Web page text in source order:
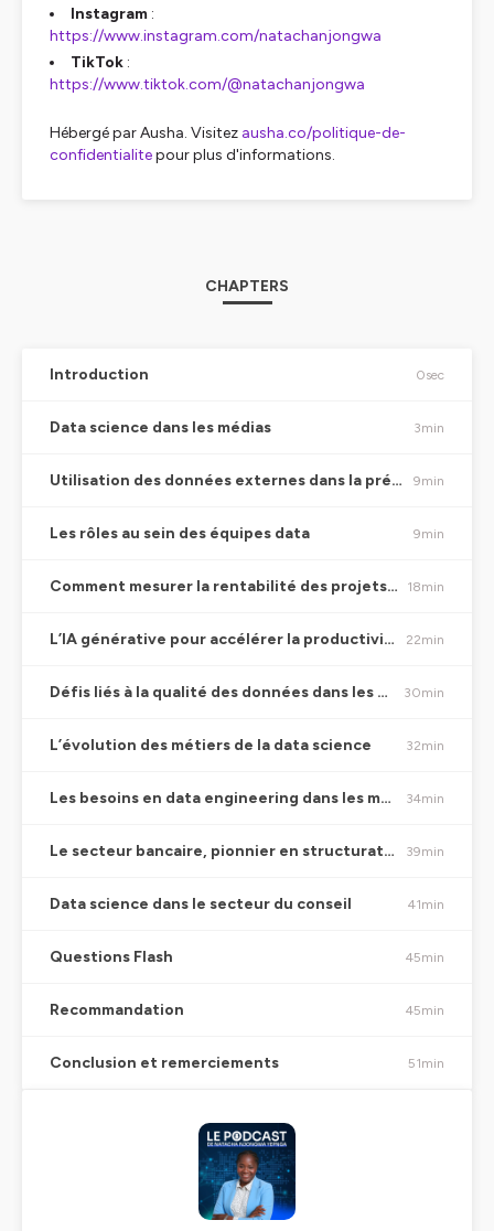
Instagram :
https://www.instagram.com/natachanjongwa
TikTok :
https://www.tiktok.com/@natachanjongwa
Hébergé par Ausha. Visitez ausha.co/politique-de-
confidentialitepour plus d'informations.
CHAPTERS
Introduction 0sec
Data science dans les médias 3min
Utilisation des données externes dans la prédiction du succès des films 9min
Les rôles au sein des équipes data 9min
Comment mesurer la rentabilité des projets de data science 18min
L’IA générative pour accélérer la productivité des data scientists 22min
Défis liés à la qualité des données dans les médias 30min
L’évolution des métiers de la data science 32min
Les besoins en data engineering dans les médias 34min
Le secteur bancaire, pionnier en structuration des données 39min
Data science dans le secteur du conseil 41min
Questions Flash 45min
Recommandation 45min
Conclusion et remerciements 51min